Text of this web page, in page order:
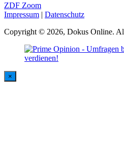
ZDF Zoom
Impressum | Datenschutz
Copyright © 2026, Dokus Online.
×